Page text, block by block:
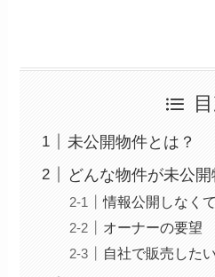
未公開物件とは？
どんな物件が未公
情報公開しなく
オーナーの要望
自社で販売したい